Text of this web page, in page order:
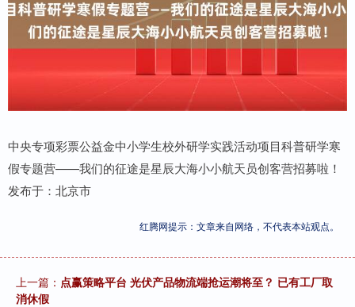
中央专项彩票公益金中小学生校外研学实践活动项目科普研学寒
假专题营——我们的征途是星辰大海小小航天员创客营招募啦！
发布于：北京市
红腾网提示：文章来自网络，不代表本站观点。
上一篇： 点赢策略平台 光伏产品物流端抢运潮将至？ 已有工厂取
消休假